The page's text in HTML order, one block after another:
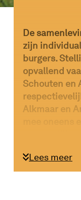
De
zijn
burgers.
opvallend
Schouten en
Alkmaar en
veel kracht in
Lees meer